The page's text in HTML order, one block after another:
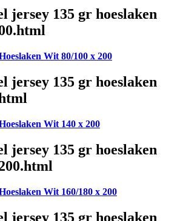
jersey 135 gr hoeslaken
Wit 80/100 x 200
jersey 135 gr hoeslaken
Wit 140 x 200
jersey 135 gr hoeslaken
Wit 160/180 x 200
jersey 135 gr hoeslaken